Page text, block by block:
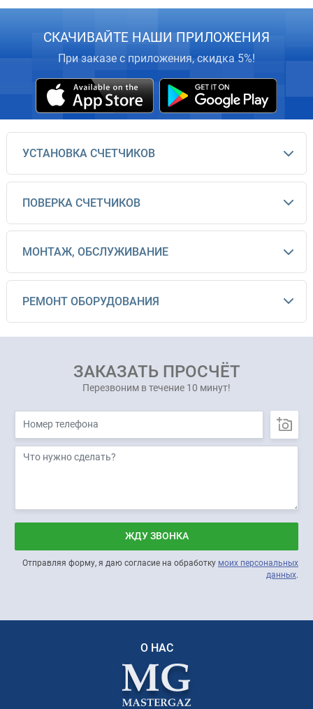
СКАЧИВАЙТЕ НАШИ ПРИЛОЖЕНИЯ
При заказе с приложения, скидка 5%!
УСТАНОВКА СЧЕТЧИКОВ
ПОВЕРКА СЧЕТЧИКОВ
МОНТАЖ, ОБСЛУЖИВАНИЕ
РЕМОНТ ОБОРУДОВАНИЯ
ЗАКАЗАТЬ ПРОСЧЁТ
Перезвоним в течение 10 минут!
ЖДУ ЗВОНКА
Отправляя форму, я даю согласие на обработку моих персональных
данных.
О НАС